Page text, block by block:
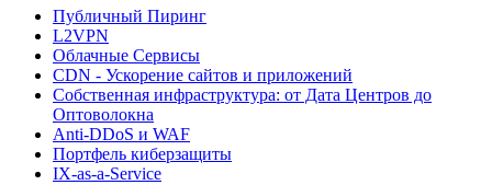
Публичный Пиринг
L2VPN
Облачные Сервисы
CDN - Ускорение сайтов и приложений
Собственная инфраструктура: от Дата Центров до
Оптоволокна
Anti-DDoS и WAF
Портфель киберзащиты
IX-as-a-Service